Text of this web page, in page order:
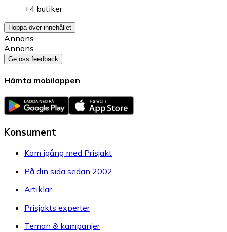
+4 butiker
Hoppa över innehållet
Annons
Annons
Ge oss feedback
Hämta mobilappen
Konsument
Kom igång med Prisjakt
På din sida sedan 2002
Artiklar
Prisjakts experter
Teman & kampanjer